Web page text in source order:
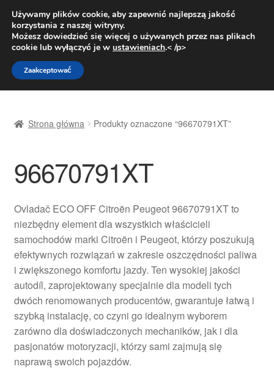
DOSTAWA od 31 zł
Pn.-pt. 9:00-16:00800 003 167
Przejdź
do
nawigacji
Przejdź
do
treści
Dostawa
Dostawa na cały świat
Moje konto
O nas
Płatności
Polityka prywatności
Procedura reklamacyjna
Strona główna Produkty oznaczone “96670791XT”
96670791XT
Ovladač ECO OFF Citroën Peugeot 96670791XT to
niezbędny element dla wszystkich właścicieli
samochodów marki Citroën i Peugeot, którzy poszukują
efektywnych rozwiązań w zakresie oszczędności paliwa
i zwiększonego komfortu jazdy. Ten wysokiej jakości
autodíl, zaprojektowany specjalnie dla modeli tych
dwóch renomowanych producentów, gwarantuje łatwą i
szybką instalację, co czyni go idealnym wyborem
zarówno dla doświadczonych mechaników, jak i dla
pasjonatów motoryzacji, którzy sami zajmują się
naprawą swoich pojazdów.
Używamy plików cookie, aby zapewnić najlepszą jakość
korzystania z naszej witryny.
Możesz dowiedzieć się więcej o używanych przez nas plikach
cookie lub wyłączyć je w ustawieniach.< /p>
Zaakceptować